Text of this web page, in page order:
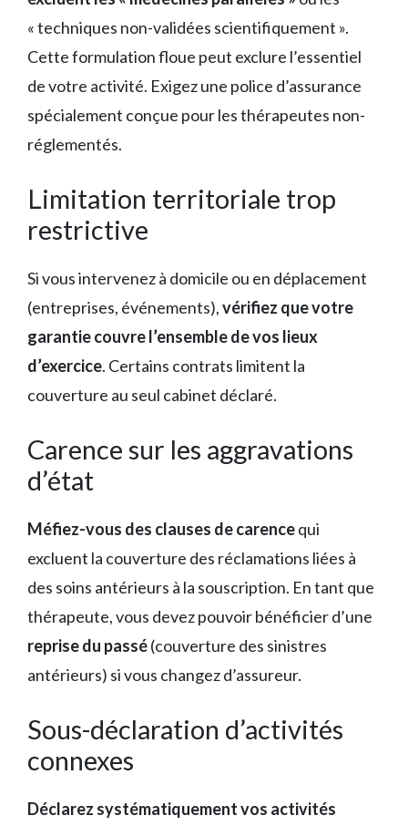
« techniques non-validées scientifiquement ».
Cette formulation floue peut exclure l’essentiel
de votre activité. Exigez une police d’assurance
spécialement conçue pour les thérapeutes non-
réglementés.
Limitation territoriale trop
restrictive
Si vous intervenez à domicile ou en déplacement
(entreprises, événements),vérifiez que votre
garantie couvre l’ensemble de vos lieux
d’exercice. Certains contrats limitent la
couverture au seul cabinet déclaré.
Carence sur les aggravations
d’état
Méfiez-vous des clauses de carencequi
excluent la couverture des réclamations liées à
des soins antérieurs à la souscription. En tant que
thérapeute, vous devez pouvoir bénéficier d’une
reprise du passé(couverture des sinistres
antérieurs) si vous changez d’assureur.
Sous-déclaration d’activités
connexes
Déclarez systématiquement vos activités